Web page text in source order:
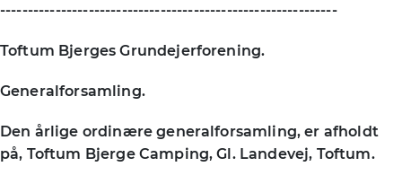
-------------------------------------------------------------
Toftum Bjerges Grundejerforening.
Generalforsamling.
Den årlige ordinære generalforsamling, er afholdt
på, Toftum Bjerge Camping, Gl. Landevej, Toftum.